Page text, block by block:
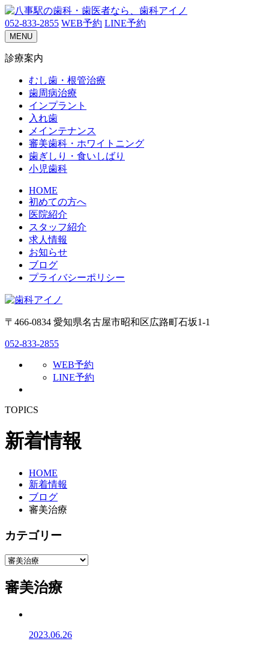
052-833-2855 WEB予約 LINE予約
MENU
診療案内
むし歯・根管治療
歯周病治療
インプラント
入れ歯
メインテナンス
審美歯科・ホワイトニング
歯ぎしり・食いしばり
小児歯科
HOME
初めての方へ
医院紹介
スタッフ紹介
求人情報
お知らせ
ブログ
プライバシーポリシー
〒466-0834 愛知県名古屋市昭和区広路町石坂1-1
052-833-2855
WEB予約
LINE予約
TOPICS
新着情報
HOME
新着情報
ブログ
審美治療
カテゴリー
審美治療
2023.06.26